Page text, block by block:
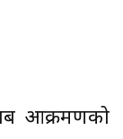
आक्रमणको